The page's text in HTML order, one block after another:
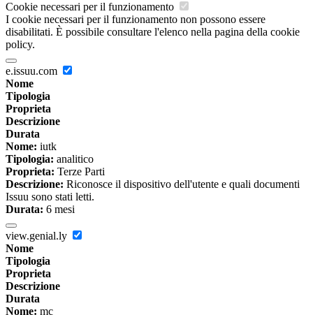
Cookie necessari per il funzionamento
I cookie necessari per il funzionamento non possono essere
disabilitati. È possibile consultare l'elenco nella pagina della cookie
policy.
e.issuu.com
Nome
Tipologia
Proprieta
Descrizione
Durata
Nome: iutk
Tipologia: analitico
Proprieta: Terze Parti
Descrizione: Riconosce il dispositivo dell'utente e quali documenti
Issuu sono stati letti.
Durata: 6 mesi
view.genial.ly
Nome
Tipologia
Proprieta
Descrizione
Durata
Nome: mc